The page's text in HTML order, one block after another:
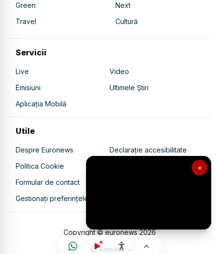
×
Green
Next
Travel
Cultură
Servicii
Live
Video
Emisiuni
Ultimele Știri
Aplicația Mobilă
Utile
Despre Euronews
Declarație accesibilitate
Politica Cookie
Politica de confidențialitate
Formular de contact
Gestionați preferințele
Copyright © euronews2026
Română